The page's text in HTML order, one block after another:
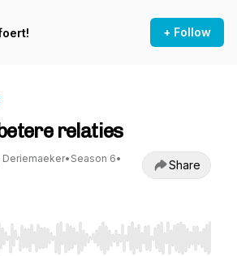
+ Follow
relaties
Deriemaeker• Season 6•
Share
Right to seek, Home/End to jump to